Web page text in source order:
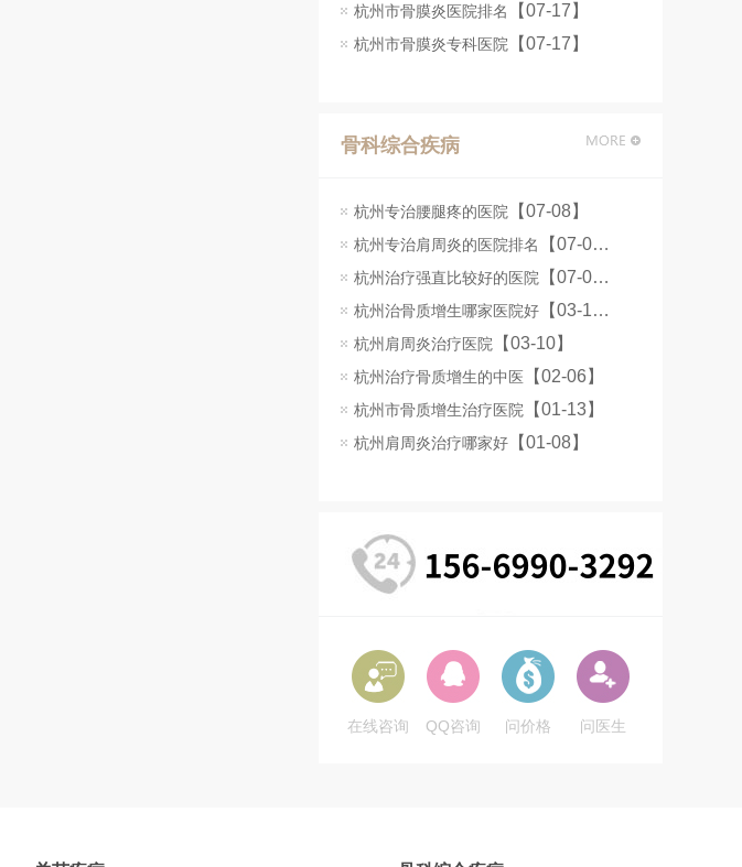
杭州市骨膜炎医院排名 【07-17】
杭州市骨膜炎专科医院 【07-17】
骨科综合疾病
杭州专治腰腿疼的医院 【07-08】
杭州专治肩周炎的医院排名 【07-08】
杭州治疗强直比较好的医院 【07-07】
杭州治骨质增生哪家医院好 【03-11】
杭州肩周炎治疗医院 【03-10】
杭州治疗骨质增生的中医 【02-06】
杭州市骨质增生治疗医院 【01-13】
杭州肩周炎治疗哪家好 【01-08】
在线咨询 QQ咨询 问价格 问医生